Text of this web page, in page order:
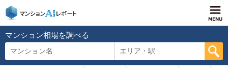
マンション相場を調べる
マンション名 エリア・駅